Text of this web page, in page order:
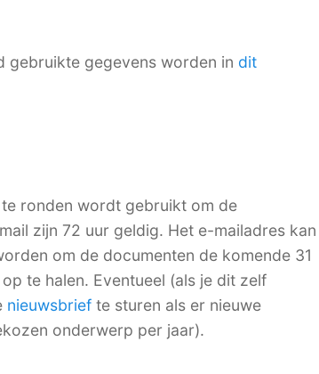
gebruikte gegevens worden in dit
ronden wordt gebruikt om de
zijn 72 uur geldig. Het e-mailadres kan
om de documenten de komende 31
te halen. Eventueel (als je dit zelf
nieuwsbrief te sturen als er nieuwe
onderwerp per jaar).